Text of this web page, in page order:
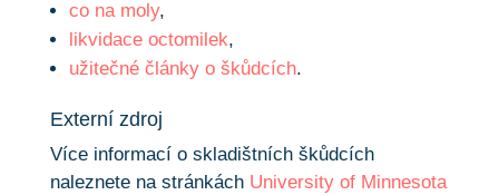
co na moly,
likvidace octomilek,
užitečné články o škůdcích.
Externí zdroj
Více informací o skladištních škůdcích
naleznete na stránkách University of Minnesota